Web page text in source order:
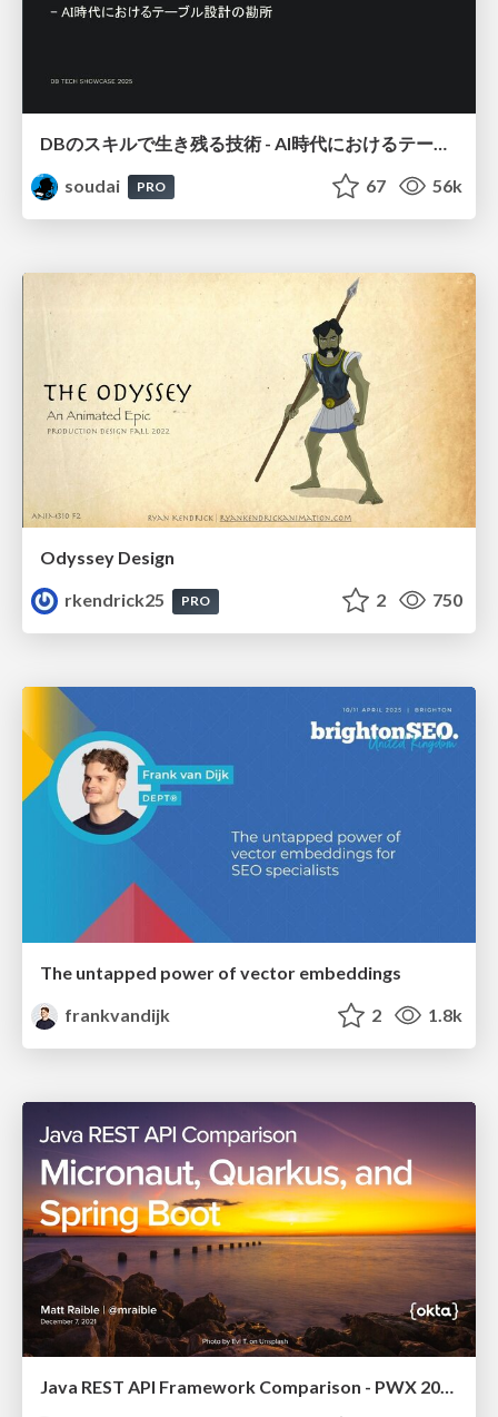
DBのスキルで生き残る技術 - AI時代におけるテーブル設計の勘所
soudai
PRO 67 56k
Odyssey Design
rkendrick25
PRO 2 750
The untapped power of vector embeddings
frankvandijk
2 1.8k
Java REST API Framework Comparison - PWX 2021